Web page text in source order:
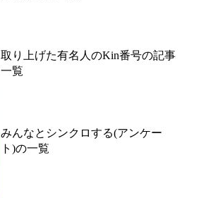
取り上げた有名人のKin番号の記事
一覧
みんなとシンクロする(アンケー
ト)の一覧